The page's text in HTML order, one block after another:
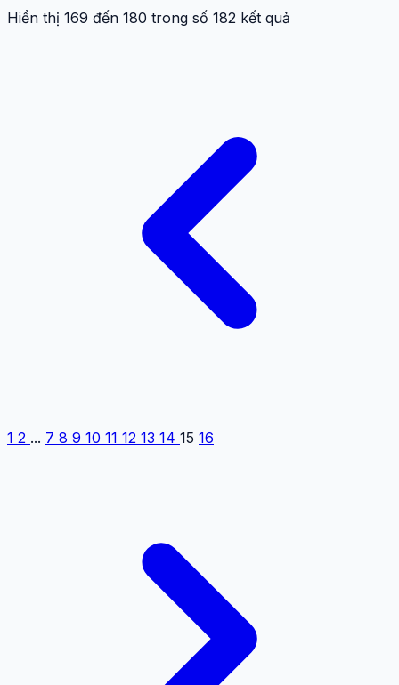
Hiển thị 169 đến 180 trong số 182 kết quả
1 2 ... 7 8 9 10 11 12 13 14 15 16